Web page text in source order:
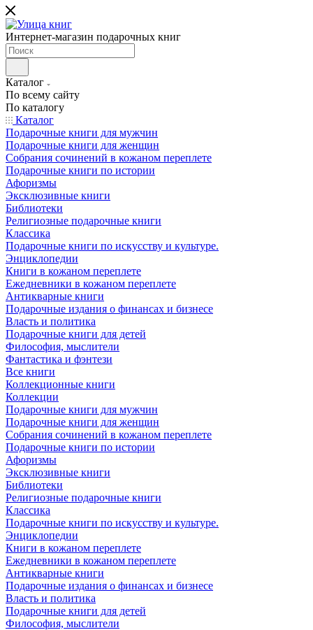
Интернет-магазин подарочных книг
Каталог
По всему сайту
По каталогу
Каталог
Подарочные книги для мужчин
Подарочные книги для женщин
Собрания сочинений в кожаном переплете
Подарочные книги по истории
Афоризмы
Эксклюзивные книги
Библиотеки
Религиозные подарочные книги
Классика
Подарочные книги по искусству и культуре.
Энциклопедии
Книги в кожаном переплете
Ежедневники в кожаном переплете
Антикварные книги
Подарочные издания о финансах и бизнесе
Власть и политика
Подарочные книги для детей
Философия, мыслители
Фантастика и фэнтези
Все книги
Коллекционные книги
Коллекции
Подарочные книги для мужчин
Подарочные книги для женщин
Собрания сочинений в кожаном переплете
Подарочные книги по истории
Афоризмы
Эксклюзивные книги
Библиотеки
Религиозные подарочные книги
Классика
Подарочные книги по искусству и культуре.
Энциклопедии
Книги в кожаном переплете
Ежедневники в кожаном переплете
Антикварные книги
Подарочные издания о финансах и бизнесе
Власть и политика
Подарочные книги для детей
Философия, мыслители